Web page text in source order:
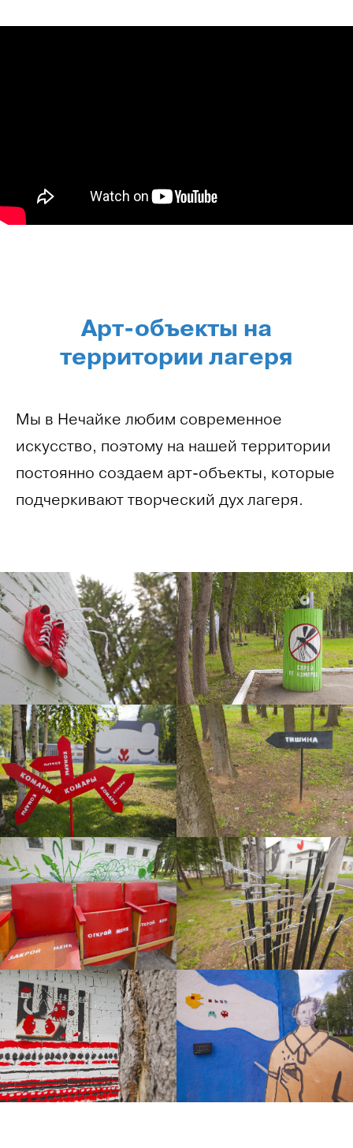
Арт-объекты на
территории лагеря
Мы в Нечайке любим современное
искусство, поэтому на нашей территории
постоянно создаем арт-объекты, которые
подчеркивают творческий дух лагеря.